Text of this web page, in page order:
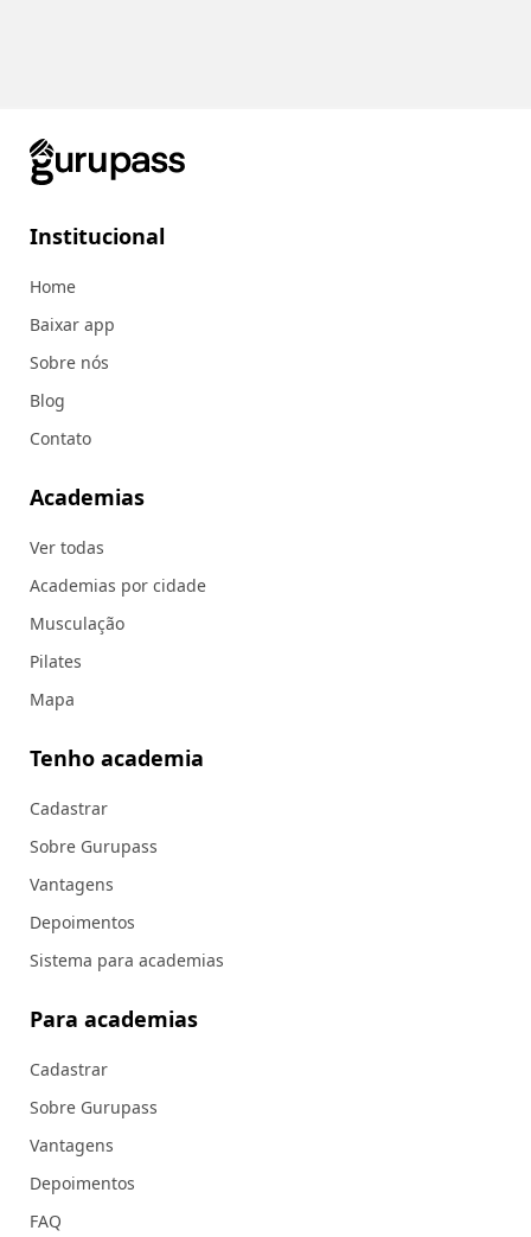
Institucional
Home
Baixar app
Sobre nós
Blog
Contato
Academias
Ver todas
Academias por cidade
Musculação
Pilates
Mapa
Tenho academia
Cadastrar
Sobre Gurupass
Vantagens
Depoimentos
Sistema para academias
Para academias
Cadastrar
Sobre Gurupass
Vantagens
Depoimentos
FAQ